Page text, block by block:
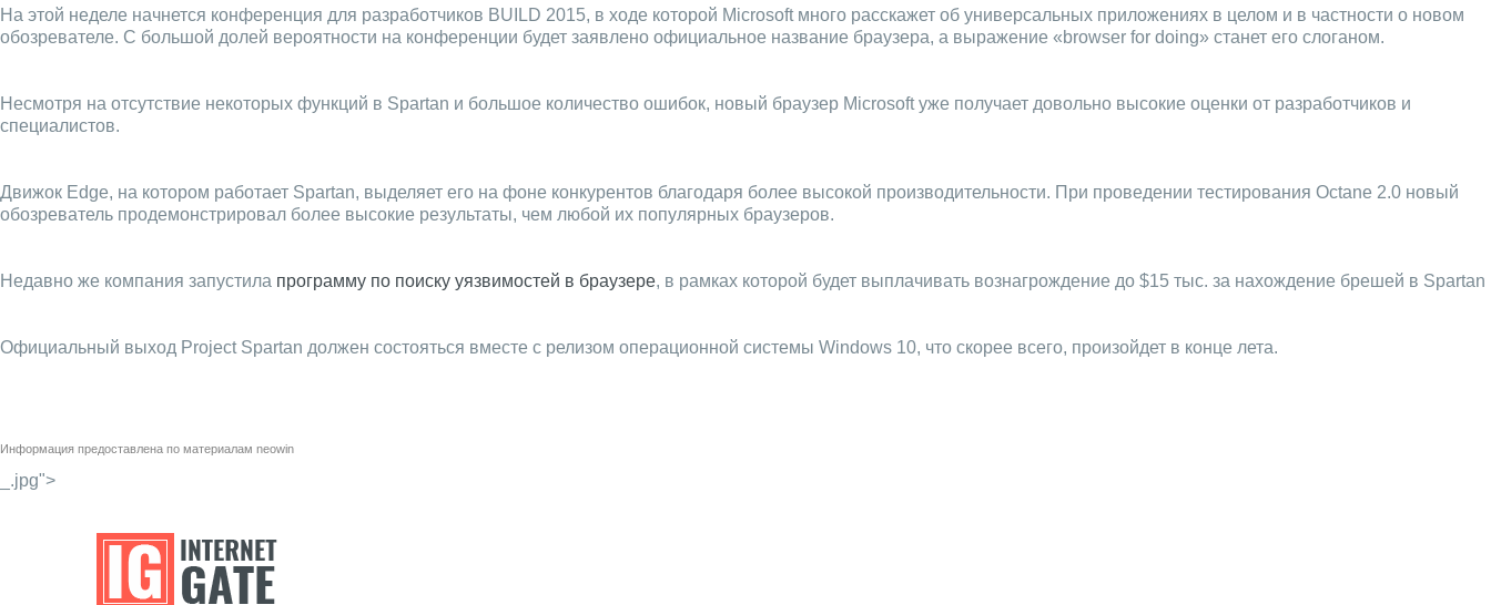
На этой неделе начнется конференция для разработчиков BUILD 2015, в ходе которой Microsoft много расскажет об универсальных приложениях в целом и в частности о новом
обозревателе. С большой долей вероятности на конференции будет заявлено официальное название браузера, а выражение «browser for doing» станет его слоганом.
Несмотря на отсутствие некоторых функций в Spartan и большое количество ошибок, новый браузер Microsoft уже получает довольно высокие оценки от разработчиков и
специалистов.
Движок Edge, на котором работает Spartan, выделяет его на фоне конкурентов благодаря более высокой производительности. При проведении тестирования Octane 2.0 новый
обозреватель продемонстрировал более высокие результаты, чем любой их популярных браузеров.
Недавно же компания запустила программу по поиску уязвимостей в браузере, в рамках которой будет выплачивать вознагрождение до $15 тыс. за нахождение брешей в Spartan
Официальный выход Project Spartan должен состояться вместе с релизом операционной системы Windows 10, что скорее всего, произойдет в конце лета.
Информация предоставлена по материалам neowin
_.jpg">